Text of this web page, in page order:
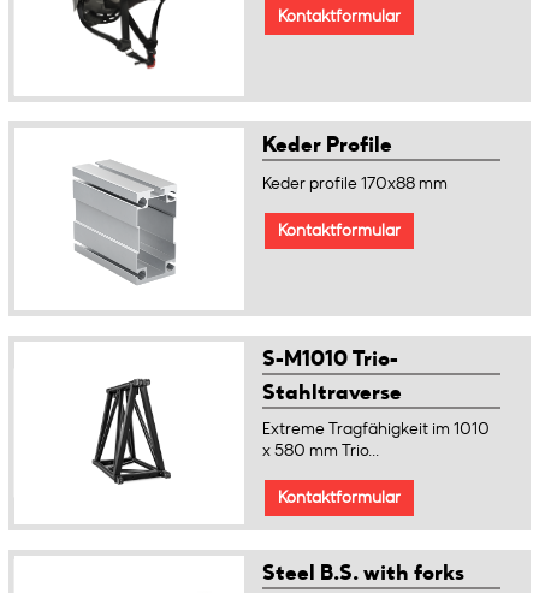
Kontaktformular
Keder Profile
Keder profile 170x88 mm
Kontaktformular
S-M1010 Trio-
Stahltraverse
Extreme Tragfähigkeit im 1010
x 580 mm Trio...
Kontaktformular
Steel B.S. with forks